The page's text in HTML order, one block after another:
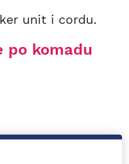
unit i cordu.
po komadu